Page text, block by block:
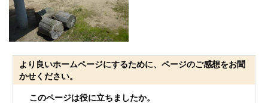
より良いホームページにするために、ページのご感想をお聞
かせください。
このページは役に立ちましたか。